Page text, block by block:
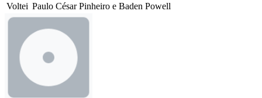
Voltei Paulo César Pinheiro e Baden Powell